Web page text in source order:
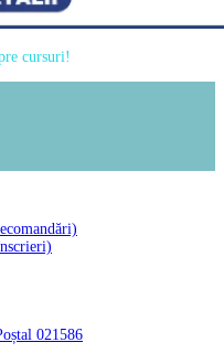
cursuri!
021586